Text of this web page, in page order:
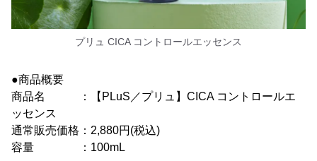
プリュ CICA コントロールエッセンス
●商品概要
商品名 ：【PLuS／プリュ】CICA コントロールエ
ッセンス
通常販売価格：2,880円(税込)
容量 ：100mL